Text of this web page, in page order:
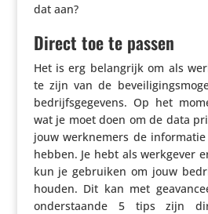
dat aan?
Direct toe te passen
Het is erg belang­rijk om als
te zijn van de
bedrijfs­ge­ge­vens. Op het
wat je moet doen om de data
jouw werk­ne­mers de
hebben. Je hebt als werkgever
kun je gebruiken om jouw
houden. Dit kan met
onder­staande 5 tips zijn